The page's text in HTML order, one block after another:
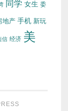
同学 女生 委
地产 手机 新玩
信 经济 美